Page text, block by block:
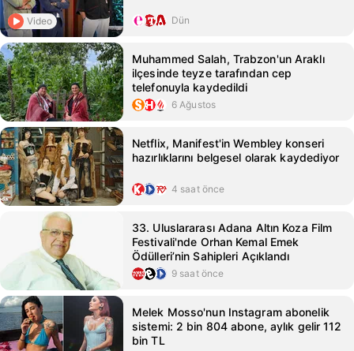
Video Dün
Muhammed Salah, Trabzon'un Araklı
ilçesinde teyze tarafından cep
telefonuyla kaydedildi
6 Ağustos
Netflix, Manifest'in Wembley konseri
hazırlıklarını belgesel olarak kaydediyor
4 saat önce
33. Uluslararası Adana Altın Koza Film
Festivali'nde Orhan Kemal Emek
Ödülleri’nin Sahipleri Açıklandı
9 saat önce
Melek Mosso'nun Instagram abonelik
sistemi: 2 bin 804 abone, aylık gelir 112
bin TL